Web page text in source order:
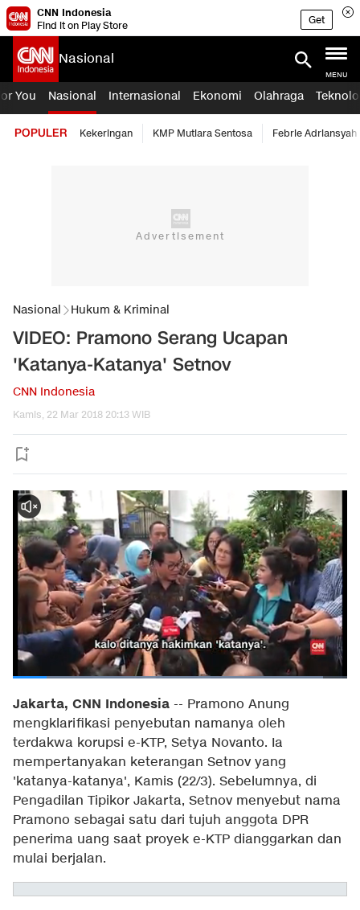
CNN Indonesia
Find it on Play Store
Get
Nasional
MENU
You Nasional Internasional Ekonomi Olahraga
POPULER Kekeringan KMP Mutiara Sentosa Febrie Adriansyah
Nasional Hukum & Kriminal
VIDEO: Pramono Serang Ucapan
'Katanya-Katanya' Setnov
CNN Indonesia
Kamis, 22 Mar 2018 20:13 WIB
Jakarta, CNN Indonesia -- Pramono Anung
mengklarifikasi penyebutan namanya oleh
terdakwa korupsi e-KTP, Setya Novanto. Ia
mempertanyakan keterangan Setnov yang
'katanya-katanya', Kamis (22/3). Sebelumnya, di
Pengadilan Tipikor Jakarta, Setnov menyebut nama
Pramono sebagai satu dari tujuh anggota DPR
penerima uang saat proyek e-KTP dianggarkan dan
mulai berjalan.